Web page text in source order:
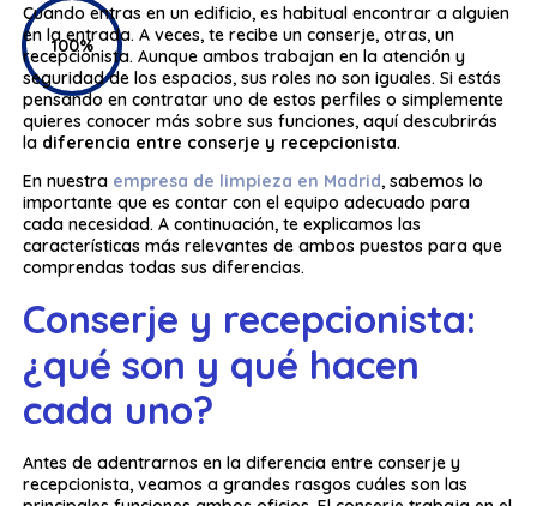
100%
Cuando entras en un edificio, es habitual encontrar a alguien
en la entrada. A veces, te recibe un conserje, otras, un
recepcionista. Aunque ambos trabajan en la atención y
seguridad de los espacios, sus roles no son iguales. Si estás
pensando en contratar uno de estos perfiles o simplemente
quieres conocer más sobre sus funciones, aquí descubrirás
la diferencia entre conserje y recepcionista.
En nuestra empresa de limpieza en Madrid, sabemos lo
importante que es contar con el equipo adecuado para
cada necesidad. A continuación, te explicamos las
características más relevantes de ambos puestos para que
comprendas todas sus diferencias.
Conserje y recepcionista:
¿qué son y qué hacen
cada uno?
Antes de adentrarnos en la diferencia entre conserje y
recepcionista, veamos a grandes rasgos cuáles son las